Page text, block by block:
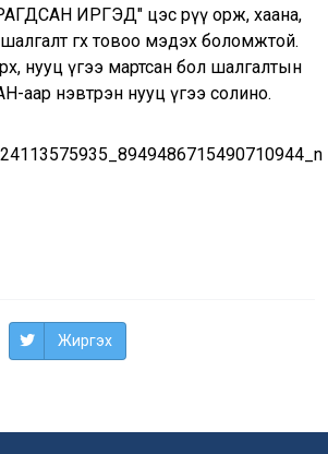
ИРГЭД" цэс рүү орж, хаана,
өгөх товоо мэдэх боломжтой.
нууц үгээ мартсан бол шалгалтын
аар нэвтрэн нууц үгээ солино.
Жиргэх